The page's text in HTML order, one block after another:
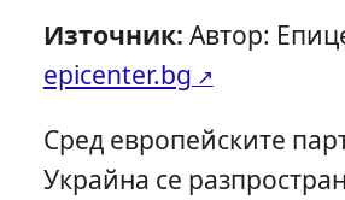
Източник: Автор:
epicenter.bg
Сред европейските
Украйна се